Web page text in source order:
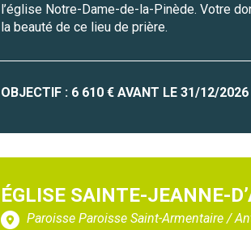
l’église Notre-Dame-de-la-Pinède. Votre
la beauté de ce lieu de prière.
OBJECTIF : 6 610 € AVANT LE 31/12/2026
ÉGLISE SAINTE-JEANNE-
Paroisse Paroisse Saint-Armentaire /